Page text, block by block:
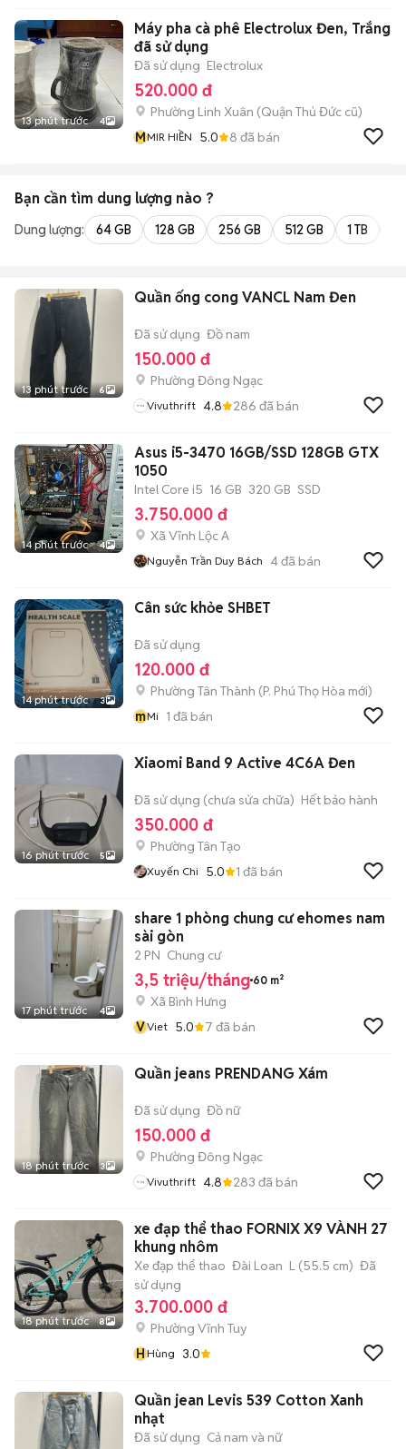
13 phút trước 4
Máy pha cà phê Electrolux Đen, Trắng
đã sử dụng
Đã sử dụng Electrolux
520.000 đ
Phường Linh Xuân (Quận Thủ Đức cũ)
MMIR HIỀN 5.0 8 đã bán
Bạn cần tìm dung lượng nào ?
Dung lượng: 64 GB 128 GB 256 GB 512 GB 1 TB
13 phút trước 6
Quần ống cong VANCL Nam Đen
Đã sử dụng Đồ nam
150.000 đ
Phường Đông Ngạc
Vivuthrift 4.8 286 đã bán
14 phút trước 4
Asus i5-3470 16GB/SSD 128GB GTX
1050
Intel Core i5 16 GB 320 GB SSD
3.750.000 đ
Xã Vĩnh Lộc A
Nguyễn Trần Duy Bách 4đã bán
14 phút trước 3
Cân sức khỏe SHBET
Đã sử dụng
120.000 đ
Phường Tân Thành (P. Phú Thọ Hòa mới)
mMi 1 đã bán
16 phút trước 5
Xiaomi Band 9 Active 4C6A Đen
Đã sử dụng (chưa sửa chữa) Hết bảo hành
350.000 đ
Phường Tân Tạo
Xuyến Chi 5.0 1 đã bán
17 phút trước 4
share 1 phòng chung cư ehomes nam
sài gòn
2 PN Chung cư
3,5 triệu/tháng 60 m²
Xã Bình Hưng
VViet 5.0 7 đã bán
18 phút trước 3
Quần jeans PRENDANG Xám
Đã sử dụng Đồ nữ
150.000 đ
Phường Đông Ngạc
Vivuthrift 4.8 283 đã bán
18 phút trước 8
xe đạp thể thao FORNIX X9 VÀNH 27
khung nhôm
Xe đạp thể thao Đài Loan L (55.5 cm) Đã
sử dụng
3.700.000 đ
Phường Vĩnh Tuy
HHùng 3.0
Quần jean Levis 539 Cotton Xanh
nhạt
Đã sử dụng Cả nam và nữ